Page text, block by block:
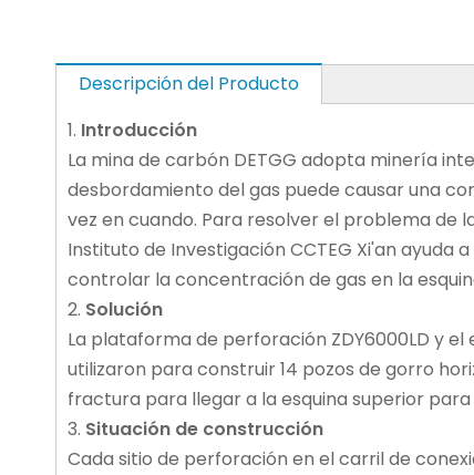
Descripción del Producto
1. Introducción
La mina de carbón DETGG adopta minería
desbordamiento del gas puede causar una
vez en cuando. Para resolver el problema de
Instituto de Investigación CCTEG Xi'an
controlar la concentración de gas en la
2. Solución
La plataforma de perforación ZDY6000LD y
utilizaron para construir 14 pozos de gorro
fractura para llegar a la esquina superior
3. Situación de construcción
Cada sitio de perforación en el carril de